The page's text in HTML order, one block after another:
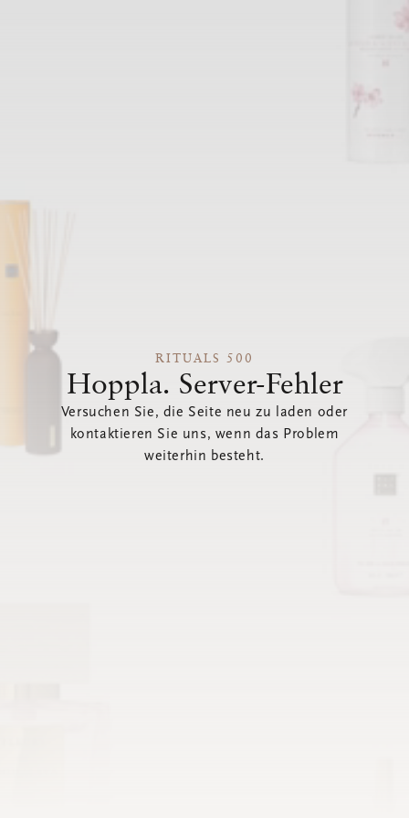
RITUALS 500
Hoppla. Server-Fehler
Versuchen Sie, die Seite neu zu laden oder
kontaktieren Sie uns, wenn das Problem
weiterhin besteht.